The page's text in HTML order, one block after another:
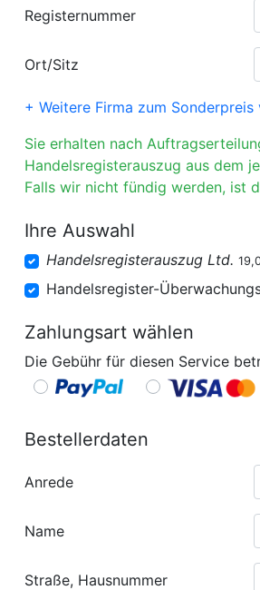
Registernummer
Ort/Sitz
+ Weitere Firma zum
Sie erhalten nach
Handelsregisterauszug aus dem
Falls wir nicht fündig werden, ist
Ihre Auswahl
Handelsregisterauszug Ltd.
Handelsregister-
Zahlungsart wählen
Die Gebühr für diesen Service
Bestellerdaten
Anrede
Name
Straße, Hausnummer